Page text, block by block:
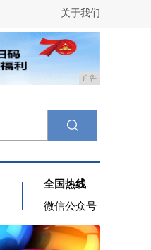
关于我们
广告
全国热线
微信公众号